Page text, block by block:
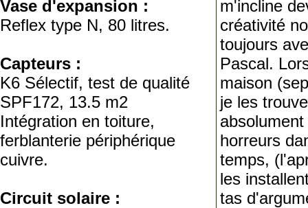
Vase d'expansion :
Reflex type N, 80 litres.
Capteurs :
K6 Sélectif, test de qualité
SPF172, 13.5 m2
Intégration en toiture,
ferblanterie périphérique
cuivre.
Circuit solaire :
m'incline
créativité
toujours
Pascal.
maison
je les
horreurs
temps,
les
tas